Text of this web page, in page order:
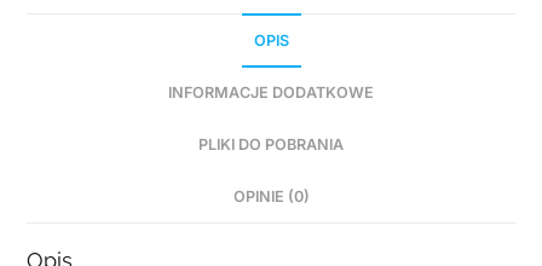
OPIS
INFORMACJE DODATKOWE
PLIKI DO POBRANIA
OPINIE (0)
Opis